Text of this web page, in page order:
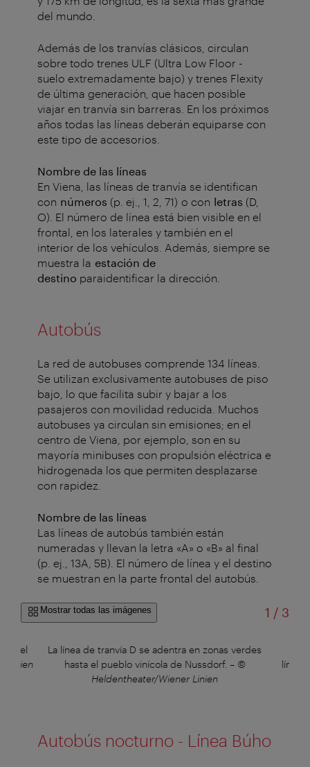
del mundo.
Además de los tranvías clásicos, circulan
sobre todo trenes ULF (Ultra Low Floor -
suelo extremadamente bajo) y trenes Flexity
de última generación, que hacen posible
viajar en tranvía sin barreras. En los próximos
años todas las líneas deberán equiparse con
este tipo de accesorios.
Nombre de las líneas
En Viena, las líneas de tranvía se identifican
con números (p. ej., 1, 2, 71) o con letras (D,
O). El número de línea está bien visible en el
frontal, en los laterales y también en el
interior de los vehículos. Además, siempre se
muestra la estación de
destino paraidentificar la dirección.
Autobús
La red de autobuses comprende 134 líneas.
Se utilizan exclusivamente autobuses de piso
bajo, lo que facilita subir y bajar a los
pasajeros con movilidad reducida. Muchos
autobuses ya circulan sin emisiones; en el
centro de Viena, por ejemplo, son en su
mayoría minibuses con propulsión eléctrica e
hidrogenada los que permiten desplazarse
con rapidez.
Nombre de las líneas
Las líneas de autobús también están
numeradas y llevan la letra «A» o «B» al final
(p. ej., 13A, 5B). El número de línea y el destino
se muestran en la parte frontal del autobús.
Mostrar todas las imágenes 1 /de
3
por el
Linien
La línea de tranvía D se adentra en zonas verdes
hasta el pueblo vinícola de Nussdorf. – ©
Heldentheater/Wiener Linien
Autobús nocturno - Línea Búho